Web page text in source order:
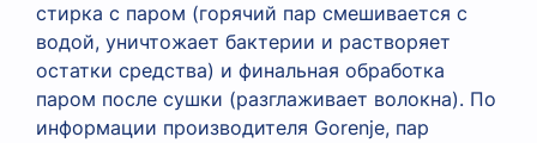
стирка с паром (горячий пар смешивается с
водой, уничтожает бактерии и растворяет
остатки средства) и финальная обработка
паром после сушки (разглаживает волокна). По
информации производителя Gorenje, пар